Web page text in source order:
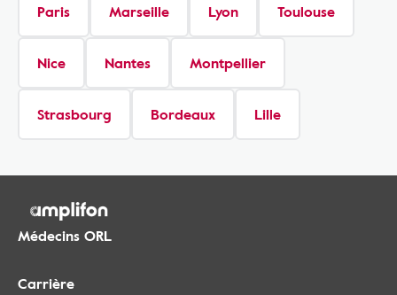
Paris Marseille Lyon Toulouse
Nice Nantes Montpellier
Strasbourg Bordeaux Lille
Médecins ORL
Carrière